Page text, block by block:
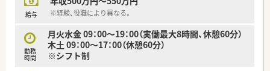
■代表の想いから薬剤師1人あたりの処方箋対応枚数を30枚以
下に設定しており、投薬時間を十分に確保できる環境にありま
す。
給与 ※経験、役職により異なる。
勤務
時間
月火水金 09：00～19：00（実働最大8時間、休憩60分）
木土 09：00～17：00（休憩60分）
※シフト制